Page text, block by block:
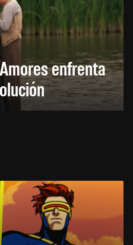
enfrenta